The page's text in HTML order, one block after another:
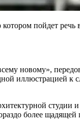
пойдет речь
новому»,
иллюстрацией к
студии
более щадящей